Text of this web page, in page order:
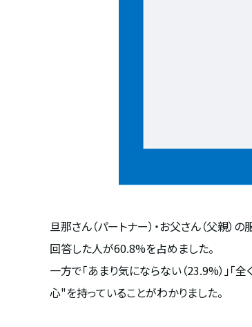
旦那さん（パートナー）・お父さん（父親）
回答した人が60.8%を占めました。
一方で「あまり気にならない（23.9%）」「
心"を持っていることがわかりました。